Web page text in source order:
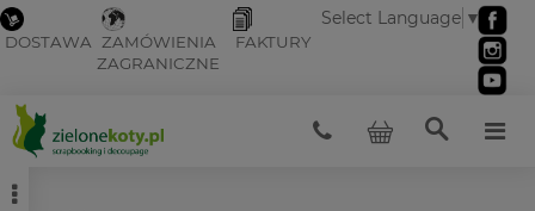
DOSTAWA ZAMÓWIENIA
ZAGRANICZNE
FAKTURY
Select Language ▼